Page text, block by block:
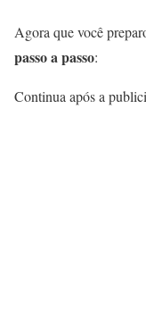
Agora que você
passo a passo:
Continua após a